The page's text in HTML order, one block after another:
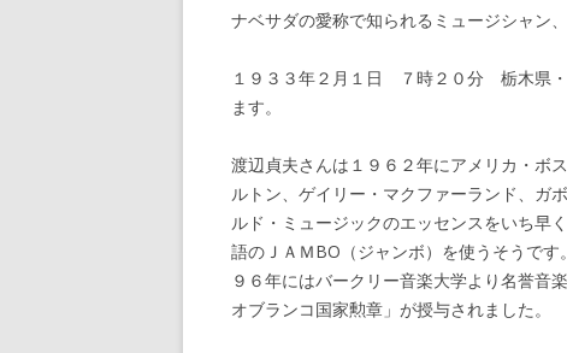
ナベサダの愛称で知られるミュージシャン
１９３３年２月１日 ７時２０分 栃木県
ます。
渡辺貞夫さんは１９６２年にアメリカ・ボ
ルトン、ゲイリー・マクファーランド、ガ
ルド・ミュージックのエッセンスをいち早
語のＪＡＭBO（ジャンボ）を使うそうで
９６年にはバークリー音楽大学より名誉音
オブランコ国家勲章」が授与されました。